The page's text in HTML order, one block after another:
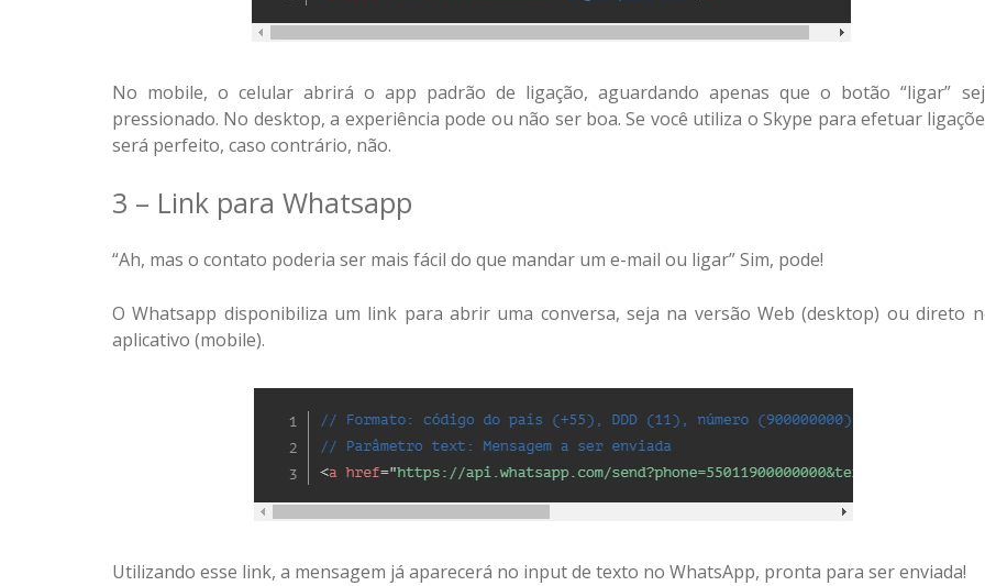
No mobile, o celular abrirá o app padrão de ligação, aguardando apenas que o botão “ligar”
pressionado. No desktop, a experiência pode ou não ser boa. Se você utiliza o Skype para efetuar
será perfeito, caso contrário, não.
3 – Link para Whatsapp
“Ah, mas o contato poderia ser mais fácil do que mandar um e-mail ou ligar” Sim, pode!
O Whatsapp disponibiliza um link para abrir uma conversa, seja na versão Web (desktop) ou direto
aplicativo (mobile).
Utilizando esse link, a mensagem já aparecerá no input de texto no WhatsApp, pronta para ser enviada!